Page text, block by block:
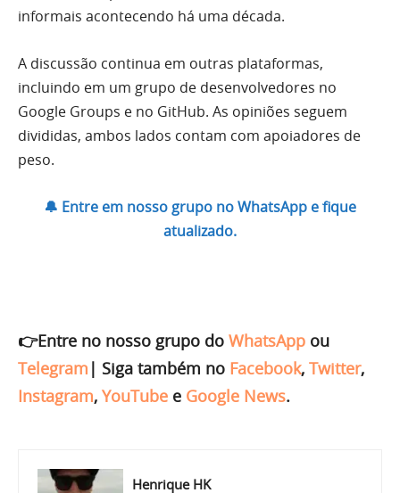
informais acontecendo há uma década.
A discussão continua em outras plataformas,
incluindo em um grupo de desenvolvedores no
Google Groups e no GitHub. As opiniões seguem
divididas, ambos lados contam com apoiadores de
peso.
🔔 Entre em nosso grupo no WhatsApp e fique
atualizado.
👉Entre no nosso grupo do WhatsApp ou
Telegram | Siga também no Facebook, Twitter,
Instagram, YouTube e Google News.
Henrique HK